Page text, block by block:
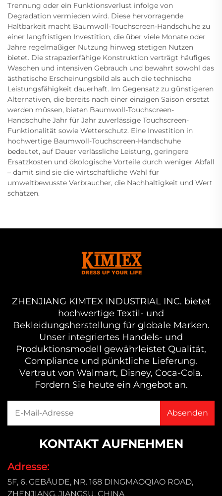
Trennung oder ein Funktionsverlust infolge von
Degradation vermieden wird. Diese hervorragende
Haltbarkeit macht Baumwoll-Touchscreen-Handschuhe zu
einer langfristigen Investition, die über viele Monate oder
Jahre regelmäßiger Nutzung hinweg stetigen Nutzen
bietet. Die strapazierfähige Konstruktion verträgt häufiges
Waschen und intensiven Gebrauch und bewahrt sowohl das
ästhetische Erscheinungsbild als auch die technische
Leistungsfähigkeit dauerhaft. Im Gegensatz zu günstigeren
Alternativen, die bereits nach einer einzigen Saison ersetzt
werden müssen, bieten Baumwoll-Touchscreen-
Handschuhe Jahr für Jahr zuverlässige Touchscreen-
Funktionalität sowie Wetterschutz. Eine Investition in
hochwertige Baumwoll-Touchscreen-Handschuhe
bedeutet, auf Dauer verlässliche Leistung, geringere
Ersatzkosten und ökologische Vorteile durch weniger Abfall
– damit sind sie die wirtschaftliche Wahl für
umweltbewusste Verbraucher, die Nachhaltigkeit und Wert
schätzen.
ZHENJIANG KIMTEX INDUSTRIAL INC. bietet
hochwertige Textil- und
Bekleidungsherstellung für globale Marken.
Unser integriertes Handels- und
Produktionsmodell gewährleistet Qualität,
Compliance und pünktliche Lieferung.
Vertraut von Walmart, Disney, Coca-Cola.
Fordern Sie heute ein Angebot an.
KONTAKT AUFNEHMEN
Adresse:
5F, 6. GEBÄUDE, NR. 168 DINGMAOQIAO ROAD,
ZHENJIANG, JIANGSU, CHINA